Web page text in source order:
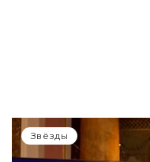
Звёзды